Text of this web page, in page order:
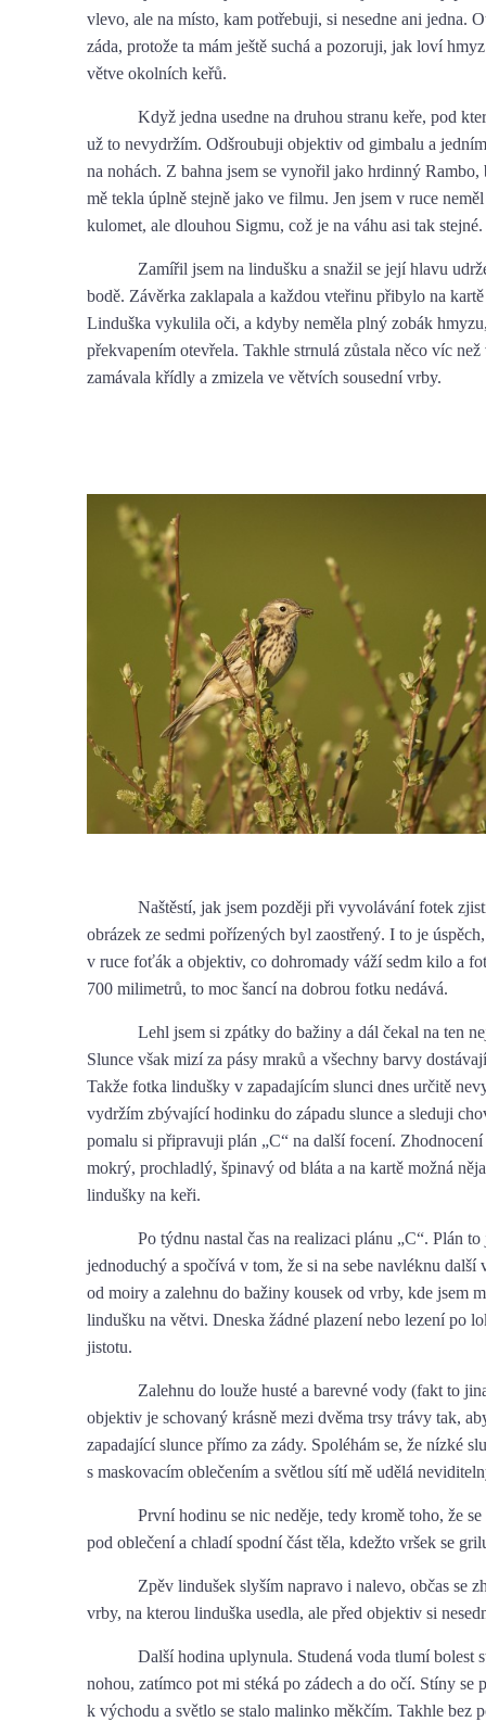
vlevo, ale na místo, kam potřebuji, si nesedne ani jedna.
záda, protože ta mám ještě suchá a pozoruji, jak loví
větve okolních keřů.
Když jedna usedne na druhou stranu keře, pod
už to nevydržím. Odšroubuji objektiv od gimbalu a
na nohách. Z bahna jsem se vynořil jako hrdinný Rambo,
mě tekla úplně stejně jako ve filmu. Jen jsem v ruce
kulomet, ale dlouhou Sigmu, což je na váhu asi tak stejné.
Zamířil jsem na lindušku a snažil se její hlavu
bodě. Závěrka zaklapala a každou vteřinu přibylo na
Linduška vykulila oči, a kdyby neměla plný zobák
překvapením otevřela. Takhle strnulá zůstala něco víc
zamávala křídly a zmizela ve větvích sousední vrby.
Naštěstí, jak jsem později při vyvolávání fotek
obrázek ze sedmi pořízených byl zaostřený. I to je
v ruce foťák a objektiv, co dohromady váží sedm kilo a
700 milimetrů, to moc šancí na dobrou fotku nedává.
Lehl jsem si zpátky do bažiny a dál čekal na ten
Slunce však mizí za pásy mraků a všechny barvy
Takže fotka lindušky v zapadajícím slunci dnes určitě
vydržím zbývající hodinku do západu slunce a sleduji
pomalu si připravuji plán „C“ na další focení. Zhodnocení
mokrý, prochladlý, špinavý od bláta a na kartě možná
lindušky na keři.
Po týdnu nastal čas na realizaci plánu „C“. Plán to
jednoduchý a spočívá v tom, že si na sebe navléknu další
od moiry a zalehnu do bažiny kousek od vrby, kde jsem
lindušku na větvi. Dneska žádné plazení nebo lezení po
jistotu.
Zalehnu do louže husté a barevné vody (fakt to
objektiv je schovaný krásně mezi dvěma trsy trávy tak,
zapadající slunce přímo za zády. Spoléhám se, že nízké
s maskovacím oblečením a světlou sítí mě udělá
První hodinu se nic neděje, tedy kromě toho, že se
pod oblečení a chladí spodní část těla, kdežto vršek se
Zpěv lindušek slyším napravo i nalevo, občas se
vrby, na kterou linduška usedla, ale před objektiv si
Další hodina uplynula. Studená voda tlumí bolest
nohou, zatímco pot mi stéká po zádech a do očí. Stíny se
k východu a světlo se stalo malinko měkčím. Takhle bez